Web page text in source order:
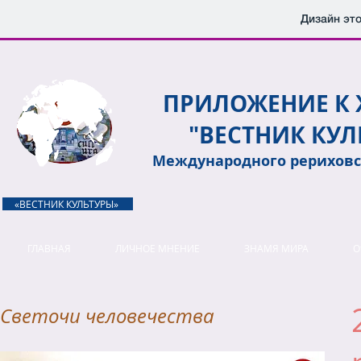
Дизайн
«ВЕСТНИК КУЛЬТУРЫ»
Светочи человечества
ПРИЛОЖЕНИЕ К
"ВЕСТНИК
Международного